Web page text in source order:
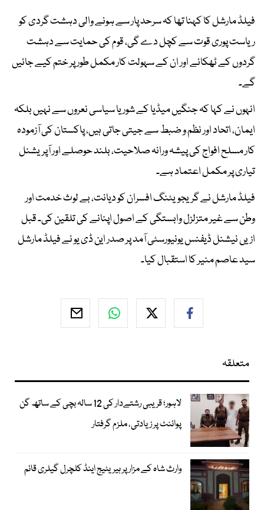
فیلڈ مارشل کا کہنا تھا کہ سرحد پار سے ہونے والی دہشت گردی کو
ریاست پوری قوت سے کچل دے گی، قوم کی حمایت سے دہشت
گردوں کے ٹھکانے اور ان کے سہولت کار مکمل طور پر ختم کیے جائیں
گے۔
انہوں نے کہا کہ جنگیں میڈیا کے شور یا سیاسی نعروں سے نہیں بلکہ
ایمان، اتحاد اور نظم و ضبط سے جیتی جاتی ہیں، پاکستان کی آزمودہ
کار مسلح افواج کی پیشہ ورانہ صلاحیت، بلند حوصلے اور آپریشنل
تیاری پر مکمل اعتماد ہے۔
فیلڈ مارشل نے گریجویٹنگ افسران کو دیانت، بے لوث خدمت اور
وطن سے غیر متزلزل وابستگی کے اصول اپنانے کی تلقین کی۔ قبل
ازیں نیشنل ڈیفنس یونیورسٹی آمد پر صدر این ڈی یو نے فیلڈ مارشل
سید عاصم منیر کا استقبال کیا۔
متعلقہ
لاہور؛ قریبی رشتےدار کی 12 سالہ بچی کے ساتھ گن
پوائنٹ پر زیادتی، ملزم گرفتار
وارث شاہ کے مزار پر ہیریٹیج اینڈ کلچرل گیلری قائم